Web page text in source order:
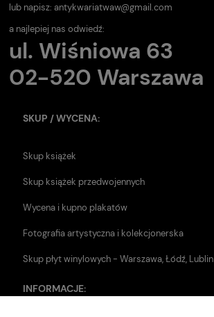
lub napisz: antykwariatwaw@gmail.com
a najlepiej nas odwiedź:
ul. Wiśniowa 63
02-520 Warszawa
SKUP / WYCENA:
Skup książek
Skup książek przedwojennych
Wycena i kupno plakatów
Fotografia artystyczna i kolekcjonerska
Skup płyt winylowych - Warszawa, Łódź, Lublin
INFORMACJE: